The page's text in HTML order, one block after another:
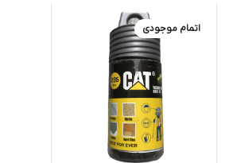
اتمام موجودی